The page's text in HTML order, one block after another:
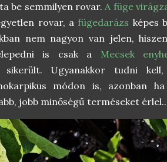
be semmilyen rovar.A füge
rovar, afügedarázs képes
nem nagyon van jelen,
is csak a Mecsek
sikerült. Ugyanakkor tudni
módon is, azonban
jobb minőségű terméseket